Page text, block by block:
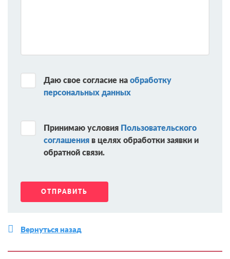
Даю свое согласие на обработку
персональных данных
Принимаю условия Пользовательского
соглашения в целях обработки заявки и
обратной связи.
Вернуться назад